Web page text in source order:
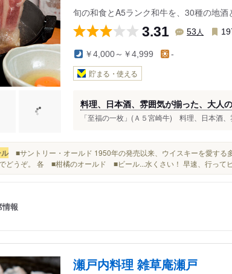
旬の和食とA5ランク和牛を、30種の地
3.31 53 人
￥4,000～￥4,999 -
貯まる・使える
料理、日本酒、雰囲気が揃った、大人
「至福の一枚」(Ａ５宮崎牛) 料理、日本酒
■サントリー・オールド 1950年の発売以来、ウイスキーを愛する
どうぞ。 各 ■柑橘のオールド ■ビール...水くさい！ 早速、行ってビ
情報
瀬戸内料理 雑草庵瀬戸